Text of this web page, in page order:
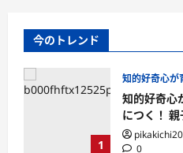
今のトレンド
く！ 親子ではじめるAI学習法
2
日経ウーマン
日経ウーマ
0